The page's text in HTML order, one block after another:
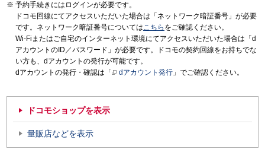
予約手続きにはログインが必要です。
ドコモ回線にてアクセスいただいた場合は「ネットワーク暗証番号」が必要
です。ネットワーク暗証番号についてはこちら をご確認ください。
Wi-Fiまたはご自宅のインターネット環境にてアクセスいただいた場合は「d
アカウントのID／パスワード」が必要です。ドコモの契約回線をお持ちでな
い方も、dアカウントの発行が可能です。
dアカウントの発行・確認は「
dアカウント発行 」でご確認ください。
ドコモショップを表示
量販店などを表示